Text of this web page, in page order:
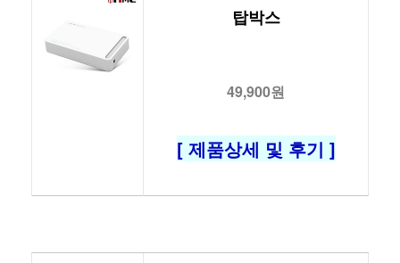
탑박스
49,900원
[ 제품상세 및 후기 ]